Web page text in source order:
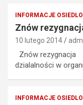
INFORMACJE
Znów
10 lutego 2014
Znów rezygnacja
dzialalności w
INFORMACJE